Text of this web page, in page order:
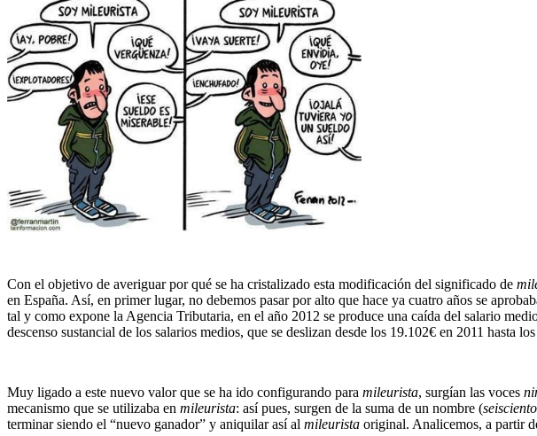
Con el objetivo de averiguar por qué se ha cristalizado esta modificación del significado de
en España. Así, en primer lugar, no debemos pasar por alto que hace ya cuatro años se
tal y como expone la Agencia Tributaria, en el año 2012 se produce una caída del salario
descenso sustancial de los salarios medios, que se deslizan desde los 19.102€ en 2011 hasta
Muy ligado a este nuevo valor que se ha ido configurando para mileurista, surgían las voces
mecanismo que se utilizaba en mileurista: así pues, surgen de la suma de un nombre (
terminar siendo el “nuevo ganador” y aniquilar así al mileurista original. Analicemos, a partir